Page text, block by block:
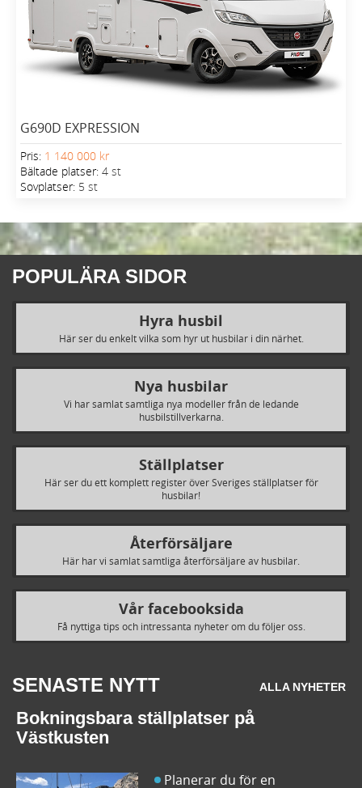
G690D EXPRESSION
Pris: 1 140 000 kr
Bältade platser: 4 st
Sovplatser: 5 st
POPULÄRA SIDOR
Hyra husbil
Här ser du enkelt vilka som hyr ut husbilar i din närhet.
Nya husbilar
Vi har samlat samtliga nya modeller från de ledande
husbilstillverkarna.
Ställplatser
Här ser du ett komplett register över Sveriges ställplatser för
husbilar!
Återförsäljare
Här har vi samlat samtliga återförsäljare av husbilar.
Vår facebooksida
Få nyttiga tips och intressanta nyheter om du följer oss.
SENASTE NYTT ALLA NYHETER
Bokningsbara ställplatser på
Västkusten